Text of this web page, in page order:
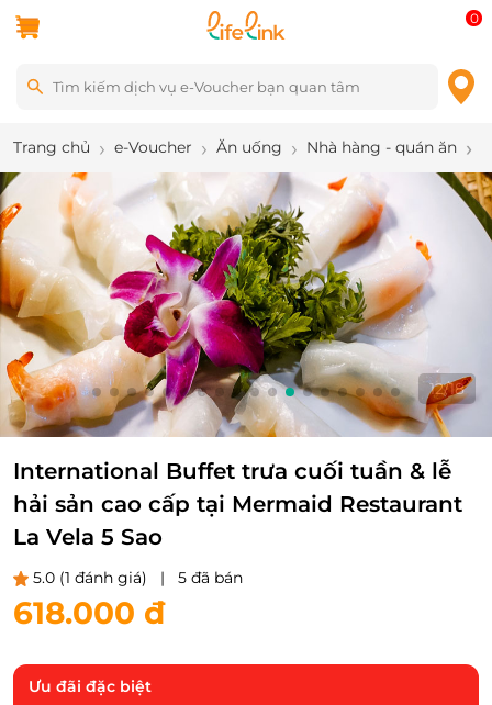
0
Trang chủ e-Voucher Ăn uống Nhà hàng - quán ăn
12/18
International Buffet trưa cuối tuần & lễ
hải sản cao cấp tại Mermaid Restaurant
La Vela 5 Sao
5.0 (1 đánh giá) | 5 đã bán
618.000 đ
Ưu đãi đặc biệt